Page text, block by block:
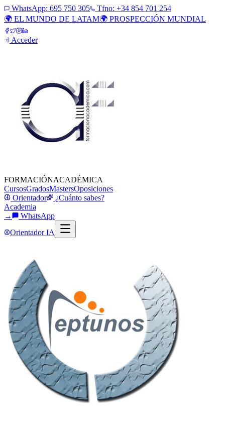
WhatsApp: 695 750 305
Tfno: +34 854 701 254
🌍 EL MUNDO DE LATAM🌍 PROSPECCIÓN MUNDIAL
Acceder
FORMACIÓNACADÉMICA
CursosGradosMastersOposiciones
Orientador
¿Cuánto sabes?
Academia
→
WhatsApp
Orientador IA